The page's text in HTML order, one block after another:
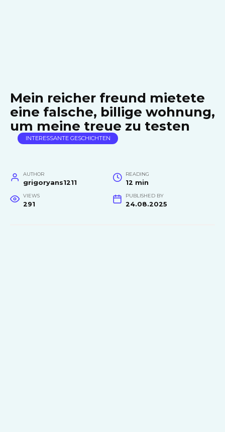
Mein reicher freund mietete
eine falsche, billige wohnung,
um meine treue zu testen
INTERESSANTE GESCHICHTEN
AUTHOR
grigoryans1211
READING
12 min
VIEWS
291
PUBLISHED BY
24.08.2025